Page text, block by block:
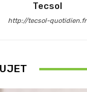
Tecsol
http://tecsol-quotidien.fr